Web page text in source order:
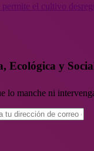
el cultivo
Ecológica y
lo manche ni